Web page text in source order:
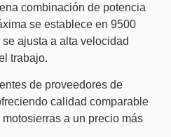
combinación de potencia
se establece en 9500
ajusta a alta velocidad
trabajo.
de proveedores de
calidad comparable
a un precio más